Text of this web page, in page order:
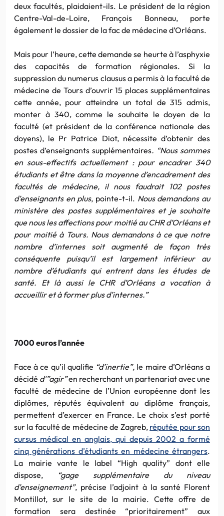
deux facultés, plaidaient-ils. Le président de la région
Centre-Val-de-Loire, François Bonneau, porte
également le dossier de la fac de médecine d’Orléans.
Mais pour l’heure, cette demande se heurte à l’asphyxie
des capacités de formation régionales. Si la
suppression du numerus clausus a permis à la faculté de
médecine de Tours d’ouvrir 15 places supplémentaires
cette année, pour atteindre un total de 315 admis,
monter à 340, comme le souhaite le doyen de la
faculté (et président de la conférence nationale des
doyens), le Pr Patrice Diot, nécessite d’obtenir des
postes d’enseignants supplémentaires. “Nous sommes
en sous-effectifs actuellement : pour encadrer 340
étudiants et être dans la moyenne d’encadrement des
facultés de médecine, il nous faudrait 102 postes
d’enseignants en plus, pointe-t-il. Nous demandons au
ministère des postes supplémentaires et je souhaite
que nous les affections pour moitié au CHR d’Orléans et
pour moitié à Tours. Nous demandons à ce que notre
nombre d’internes soit augmenté de façon très
conséquente puisqu’il est largement inférieur au
nombre d’étudiants qui entrent dans les études de
santé. Et là aussi le CHR d’Orléans a vocation à
accueillir et à former plus d’internes.”
7000 euros l’année
Face à ce qu’il qualifie “d’inertie”, le maire d’Orléans a
décidé d'”agir”en recherchant un partenariat avec une
faculté de médecine de l’Union européenne dont les
diplômes, réputés équivalent au diplôme français,
permettent d’exercer en France. Le choix s’est porté
sur la faculté de médecine de Zagreb, réputée pour son
cursus médical en anglais, qui depuis 2002 a formé
cinq générations d’étudiants en médecine étrangers.
La mairie vante le label “High quality” dont elle
dispose,
“gage supplémentaire du niveau
d’enseignement”, précise l’adjoint à la santé Florent
Montillot, sur le site de la mairie. Cette offre de
formation sera destinée “prioritairement” aux